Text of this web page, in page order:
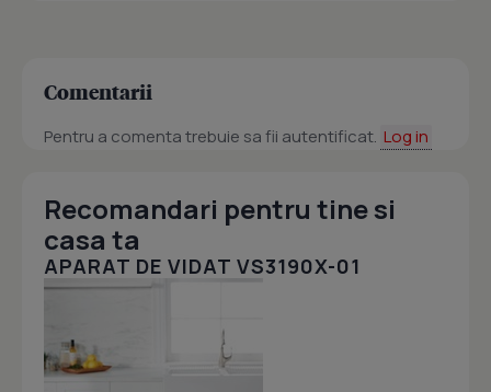
Comentarii
Pentru a comenta trebuie sa fii autentificat. Log in
Recomandari pentru tine si
casa ta
APARAT DE VIDAT VS3190X-01